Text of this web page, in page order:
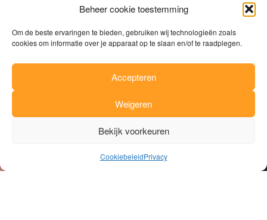
Beheer cookie toestemming
Om de beste ervaringen te bieden, gebruiken wij technologieën zoals
cookies om informatie over je apparaat op te slaan en/of te raadplegen.
Accepteren
Weigeren
Bekijk voorkeuren
CookiebeleidPrivacy